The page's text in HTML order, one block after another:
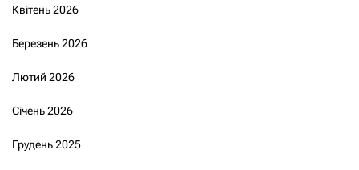
Квітень 2026
Березень 2026
Лютий 2026
Січень 2026
Грудень 2025